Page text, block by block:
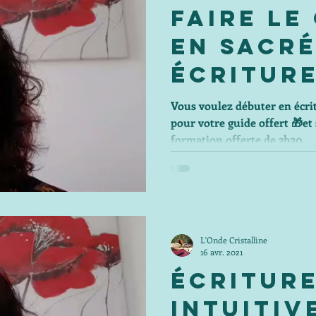
Faire
En Sacré
Vous voulez débuter en
pour votre guide offert
formation offerte de 2h30
L'Onde Cristalline
16 avr. 2021